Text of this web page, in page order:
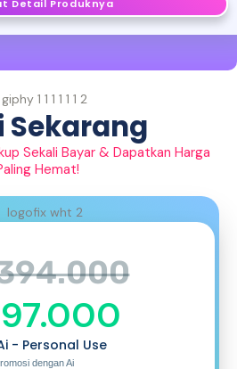
Detail Produknya
Sekarang
Sekali Bayar & Dapatkan Harga
Hemat!
- Personal Use
dengan Ai